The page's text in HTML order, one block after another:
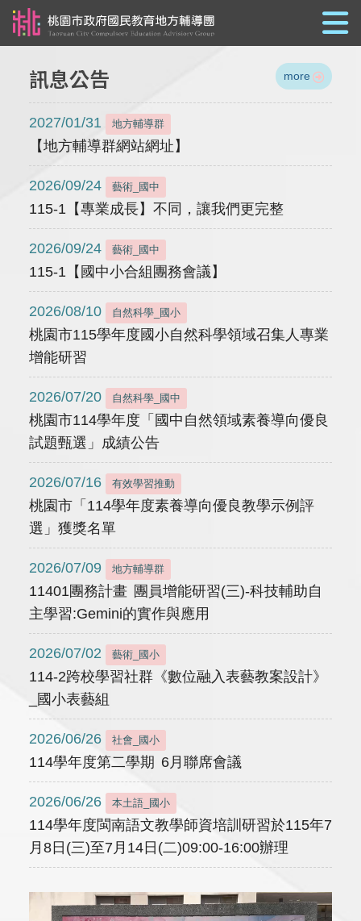
訊息公告 more
2027/01/31 地方輔導群
【地方輔導群網站網址】
2026/09/24 藝術_國中
115-1【專業成長】不同，讓我們更完整
2026/09/24 藝術_國中
115-1【國中小合組團務會議】
2026/08/10 自然科學_國小
桃園市115學年度國小自然科學領域召集人專業
增能研習
2026/07/20 自然科學_國中
桃園市114學年度「國中自然領域素養導向優良
試題甄選」成績公告
2026/07/16 有效學習推動
桃園市「114學年度素養導向優良教學示例評
選」獲獎名單
2026/07/09 地方輔導群
11401團務計畫 團員增能研習(三)-科技輔助自
主學習:Gemini的實作與應用
2026/07/02 藝術_國小
114-2跨校學習社群《數位融入表藝教案設計》
_國小表藝組
2026/06/26 社會_國小
114學年度第二學期 6月聯席會議
2026/06/26 本土語_國小
114學年度閩南語文教學師資培訓研習於115年7
月8日(三)至7月14日(二)09:00-16:00辦理